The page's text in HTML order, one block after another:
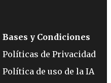
Bases y Condiciones
Políticas de Privacidad
Política de uso de la IA